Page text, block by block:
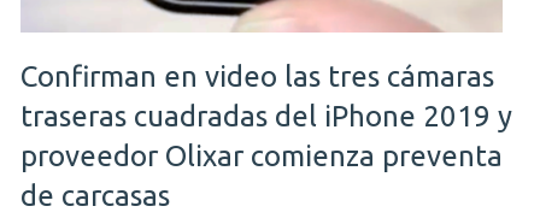
Confirman en video las tres cámaras
traseras cuadradas del iPhone 2019 y
proveedor Olixar comienza preventa
de carcasas